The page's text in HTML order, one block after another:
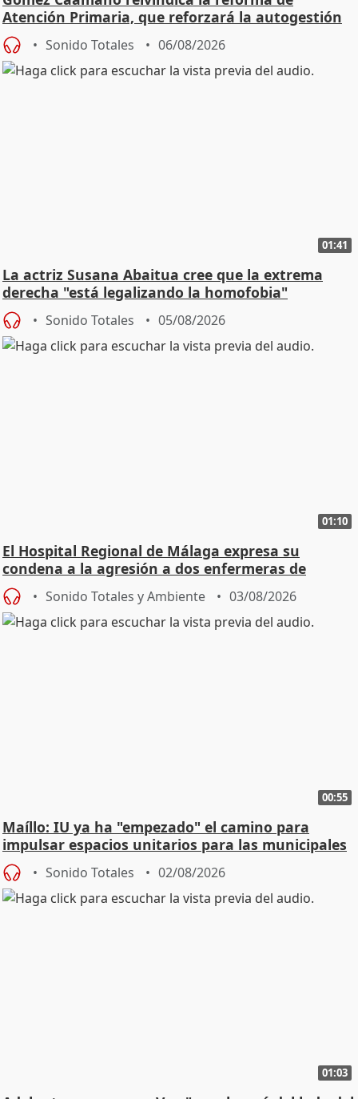
Atención Primaria, que reforzará la autogestión
Sonido Totales 06/08/2026
01:41
La actriz Susana Abaitua cree que la extrema
derecha "está legalizando la homofobia"
Sonido Totales 05/08/2026
01:10
El Hospital Regional de Málaga expresa su
condena a la agresión a dos enfermeras de
Urgencias
Sonido Totales y Ambiente 03/08/2026
00:55
Maíllo: IU ya ha "empezado" el camino para
impulsar espacios unitarios para las municipales
Sonido Totales 02/08/2026
01:03